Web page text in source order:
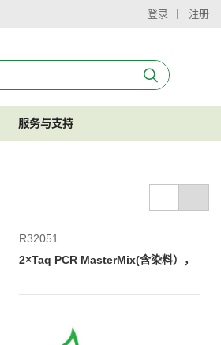
登录 注册
服务与支持
R32051
2×Taq PCR MasterMix(含染料），